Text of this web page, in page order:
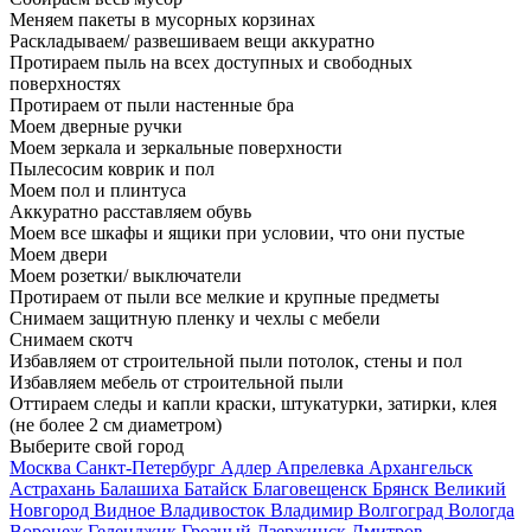
Меняем пакеты в мусорных корзинах
Раскладываем/ развешиваем вещи аккуратно
Протираем пыль на всех доступных и свободных
поверхностях
Протираем от пыли настенные бра
Моем дверные ручки
Моем зеркала и зеркальные поверхности
Пылесосим коврик и пол
Моем пол и плинтуса
Аккуратно расставляем обувь
Моем все шкафы и ящики при условии, что они пустые
Моем двери
Моем розетки/ выключатели
Протираем от пыли все мелкие и крупные предметы
Снимаем защитную пленку и чехлы с мебели
Снимаем скотч
Избавляем от строительной пыли потолок, стены и пол
Избавляем мебель от строительной пыли
Оттираем следы и капли краски, штукатурки, затирки, клея
(не более 2 см диаметром)
Выберите свой город
Москва Санкт-Петербург Адлер Апрелевка Архангельск
Астрахань Балашиха Батайск Благовещенск Брянск Великий
Новгород Видное Владивосток Владимир Волгоград Вологда